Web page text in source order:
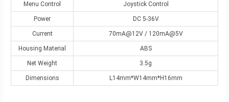
Menu Control Joystick Control
Power DC 5-36V
Current 70mA@12V / 120mA@5V
Housing Material ABS
Net Weight 3.5g
Dimensions L14mm*W14mm*H16mm